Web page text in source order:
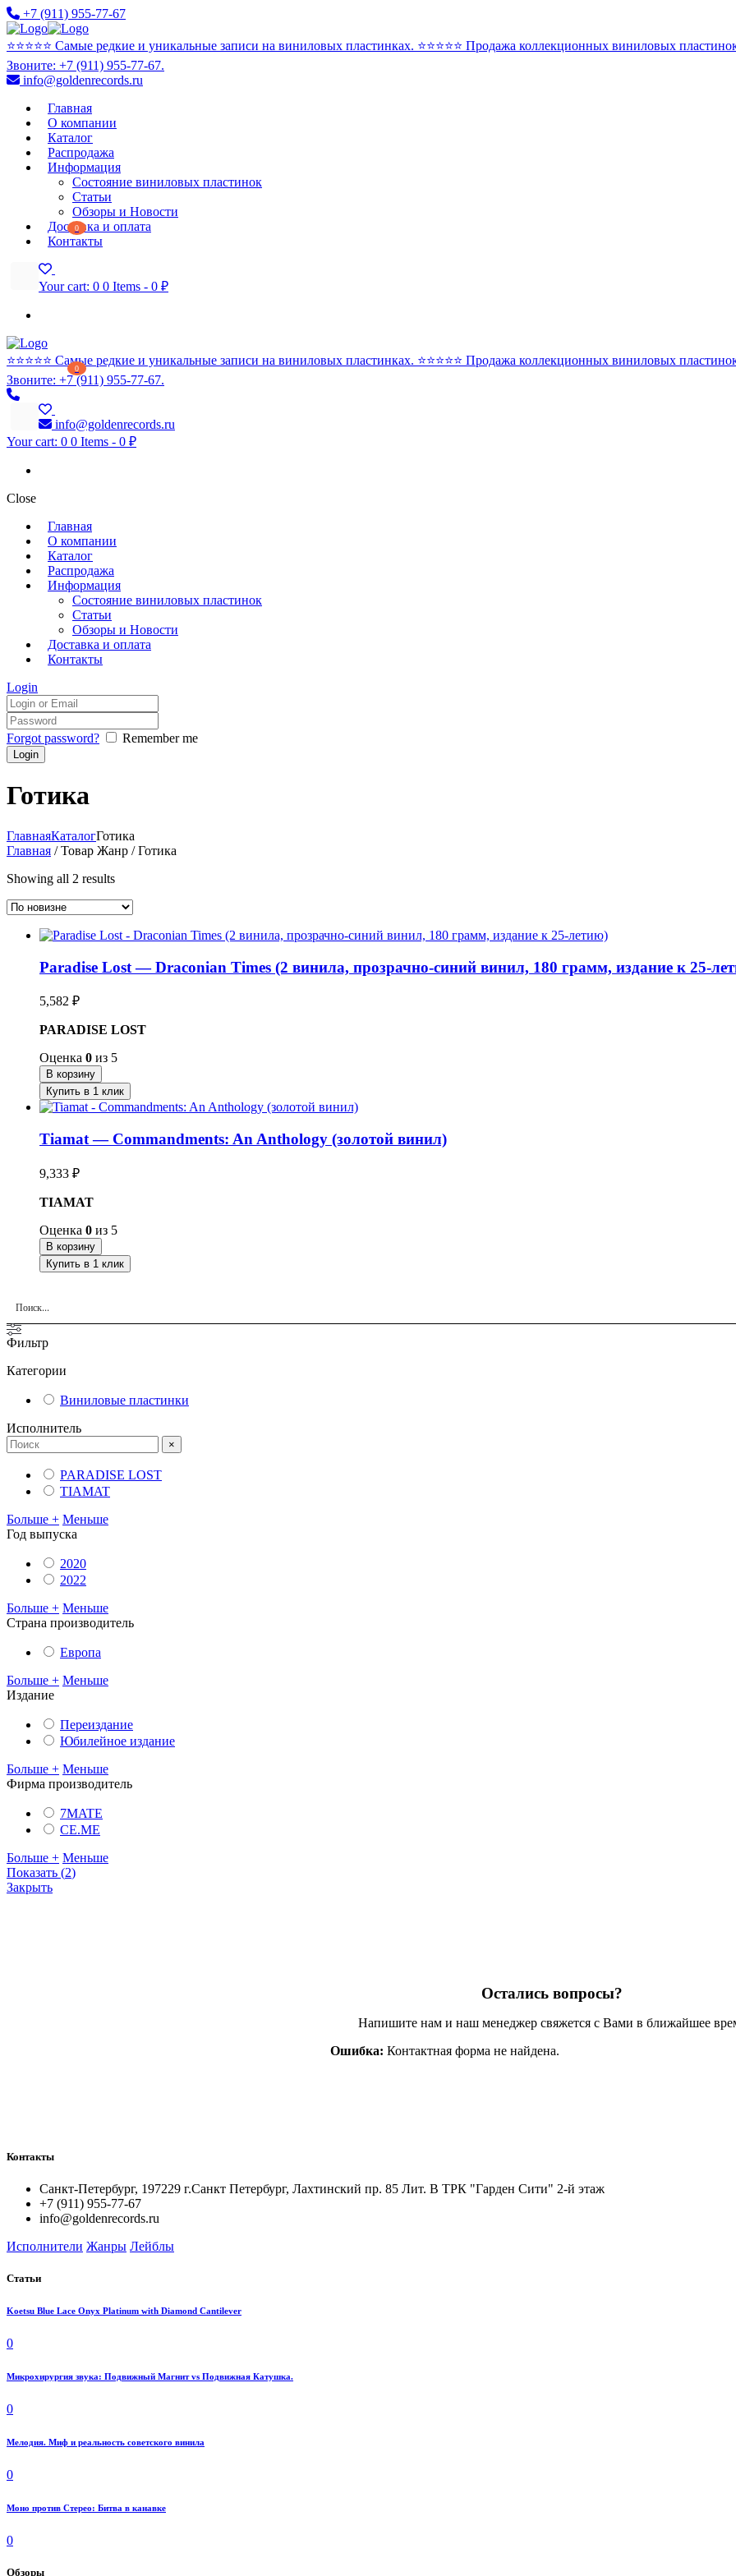
+7 (911) 955-77-67
⭐️⭐️⭐️⭐️⭐️ Самые редкие и уникальные записи на виниловых пластинках. ⭐️⭐️⭐️⭐️⭐️ Продажа коллекционных виниловых
Звоните: +7 (911) 955-77-67.
info@goldenrecords.ru
Главная
О компании
Каталог
Распродажа
Информация
Состояние виниловых пластинок
Статьи
Обзоры и Новости
Доставка и оплата
Контакты
0
Your cart: 0 0 Items - 0 ₽
⭐️⭐️⭐️⭐️⭐️ Самые редкие и уникальные записи на виниловых пластинках. ⭐️⭐️⭐️⭐️⭐️ Продажа коллекционных виниловых
Звоните: +7 (911) 955-77-67.
0
info@goldenrecords.ru
Your cart: 0 0 Items - 0 ₽
Close
Главная
О компании
Каталог
Распродажа
Информация
Состояние виниловых пластинок
Статьи
Обзоры и Новости
Доставка и оплата
Контакты
Login
Forgot password? Remember me
Готика
ГлавнаяКаталогГотика
Главная / Товар Жанр / Готика
Showing all 2 results
Paradise Lost — Draconian Times (2 винила, прозрачно-синий винил, 180 грамм, издание к 25-
5,582 ₽
PARADISE LOST
Оценка 0 из 5
В корзину
Купить в 1 клик
Tiamat — Commandments: An Anthology (золотой винил)
9,333 ₽
TIAMAT
Оценка 0 из 5
В корзину
Купить в 1 клик
Фильтр
Категории
Виниловые пластинки
Исполнитель
×
PARADISE LOST
TIAMAT
Больше + Меньше
Год выпуска
2020
2022
Больше + Меньше
Cтрана производитель
Европа
Больше + Меньше
Издание
Переиздание
Юбилейное издание
Больше + Меньше
Фирма производитель
7MATE
CE.ME
Больше + Меньше
Показать (2)
Закрыть
Остались вопросы?
Напишите нам и наш менеджер свяжется с Вами в ближайшее
Ошибка: Контактная форма не найдена.
Контакты
Санкт-Петербург, 197229 г.Санкт Петербург, Лахтинский пр. 85 Лит. B ТРК "Гарден Сити" 2-й этаж
+7 (911) 955-77-67
info@goldenrecords.ru
Исполнители Жанры Лейблы
Статьи
Koetsu Blue Lace Onyx Platinum with Diamond Cantilever
0
Микрохирургия звука: Подвижный Магнит vs Подвижная Катушка.
0
Мелодия. Миф и реальность советского винила
0
Моно против Стерео: Битва в канавке
0
Обзоры